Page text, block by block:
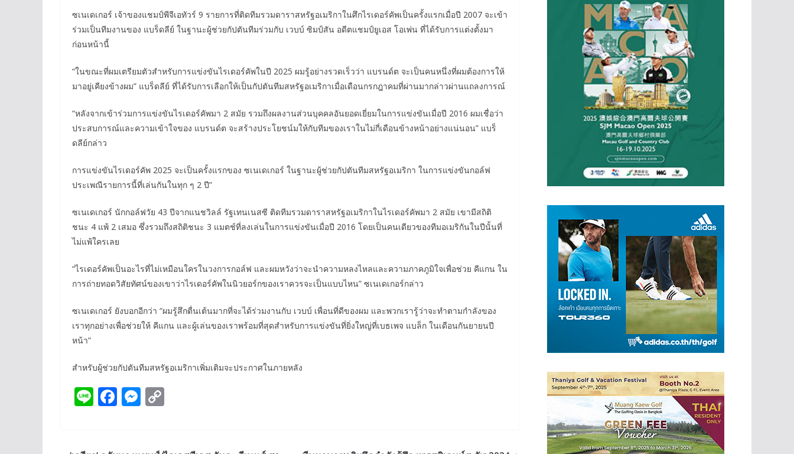
ซเนเดเกอร์ เจ้าของแชมป์พีจีเอทัวร์ 9 รายการที่ติดทีมรวมดาราสหรัฐอเมริกาในศึกไรเดอร์คัพเป็นครั้งแรกเมื่อปี 2007 จะเข้า
ร่วมเป็นทีมงานของ แบร็ดลีย์ ในฐานะผู้ช่วยกัปตันทีมร่วมกับ เวบบ์ ซิมป์สัน อดีตแชมป์ยูเอส โอเพ่น ที่ได้รับการแต่งตั้งมา
ก่อนหน้านี้
“ในขณะที่ผมเตรียมตัวสำหรับการแข่งขันไรเดอร์คัพในปี 2025 ผมรู้อย่างรวดเร็วว่า แบรนด์ต จะเป็นคนหนึ่งที่ผมต้องการให้
มาอยู่เคียงข้างผม” แบร็ดลีย์ ที่ได้รับการเลือกให้เป็นกัปตันทีมสหรัฐอเมริกาเมื่อเดือนกรกฎาคมที่ผ่านมากล่าวผ่านแถลงการณ์
“หลังจากเข้าร่วมการแข่งขันไรเดอร์คัพมา 2 สมัย รวมถึงผลงานส่วนบุคคลอันยอดเยี่ยมในการแข่งขันเมื่อปี 2016 ผมเชื่อว่า
ประสบการณ์และความเข้าใจของ แบรนด์ต จะสร้างประโยชน์มให้กับทีมของเราในไม่กี่เดือนข้างหน้าอย่างแน่นอน” แบร็
ดลีย์กล่าว
การแข่งขันไรเดอร์คัพ 2025 จะเป็นครั้งแรกของ ซเนเดเกอร์ ในฐานะผู้ช่วยกัปตันทีมสหรัฐอเมริกา ในการแข่งขันกอล์ฟ
ประเพณีรายการนี้ที่เล่นกันในทุก ๆ 2 ปี”
ซเนเดเกอร์ นักกอล์ฟวัย 43 ปีจากแนชวิลล์ รัฐเทนเนสซี ติดทีมรวมดาราสหรัฐอเมริกาในไรเดอร์คัพมา 2 สมัย เขามีสถิติ
ชนะ 4 แพ้ 2 เสมอ ซึ่งรวมถึงสถิติชนะ 3 แมตช์ที่ลงเล่นในการแข่งขันเมื่อปี 2016 โดยเป็นคนเดียวของทีมอเมริกันในปีนั้นที่
ไม่แพ้ใครเลย
“ไรเดอร์คัพเป็นอะไรที่ไม่เหมือนใครในวงการกอล์ฟ และผมหวังว่าจะนำความหลงไหลและความภาคภูมิใจเพื่อช่วย คีแกน ใน
การถ่ายทอดวิสัยทัศน์ของเขาว่าไรเดอร์คัพในนิวยอร์กของเราควรจะเป็นแบบไหน” ซเนเดเกอร์กล่าว
ซเนเดเกอร์ ยังบอกอีกว่า “ผมรู้สึกตื่นเต้นมากที่จะได้ร่วมงานกับ เวบบ์ เพื่อนที่ดีของผม และพวกเรารู้ว่าจะทำตามกำลังของ
เราทุกอย่างเพื่อช่วยให้ คีแกน และผู้เล่นของเราพร้อมที่สุดสำหรับการแข่งขันที่ยิ่งใหญ่ที่เบธเพจ แบล็ก ในเดือนกันยายนปี
หน้า”​
สำหรับผู้ช่วยกัปตันทีมสหรัฐอเมริกาเพิ่มเติมจะประกาศในภายหลัง
Li F M